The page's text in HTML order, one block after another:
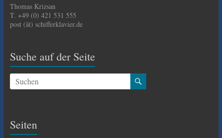
Thomas Krizsan
T. +49 (0) 421 531 555
post (ät) schifferklavier.de
Suche auf der Seite
Seiten